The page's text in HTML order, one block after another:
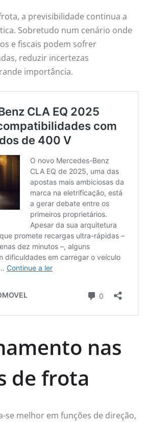
a previsibilidade continua a
Sobretudo num cenário onde
e fiscais podem sofrer
reduzir incertezas
importância.
nas
de frota
se melhor em funções de direção,